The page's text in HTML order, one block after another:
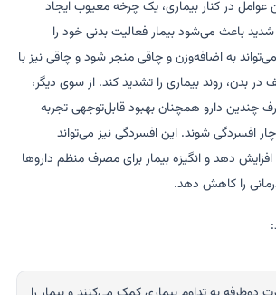
عوامل در کنار بیماری، یک چرخه معیوب ایجاد
شدید باعث می‌شود بیمار فعالیت بدنی خود را
به اضافه‌وزن و چاقی منجر شود و چاقی نیز با
در بدن، روند بیماری را تشدید کند. از سوی دیگر،
چندین دارو همچنان بهبود قابل‌توجهی تجربه
افسردگی شوند. این افسردگی نیز می‌تواند
دهد و انگیزه بیمار برای مصرف منظم داروها
را کاهش دهد.